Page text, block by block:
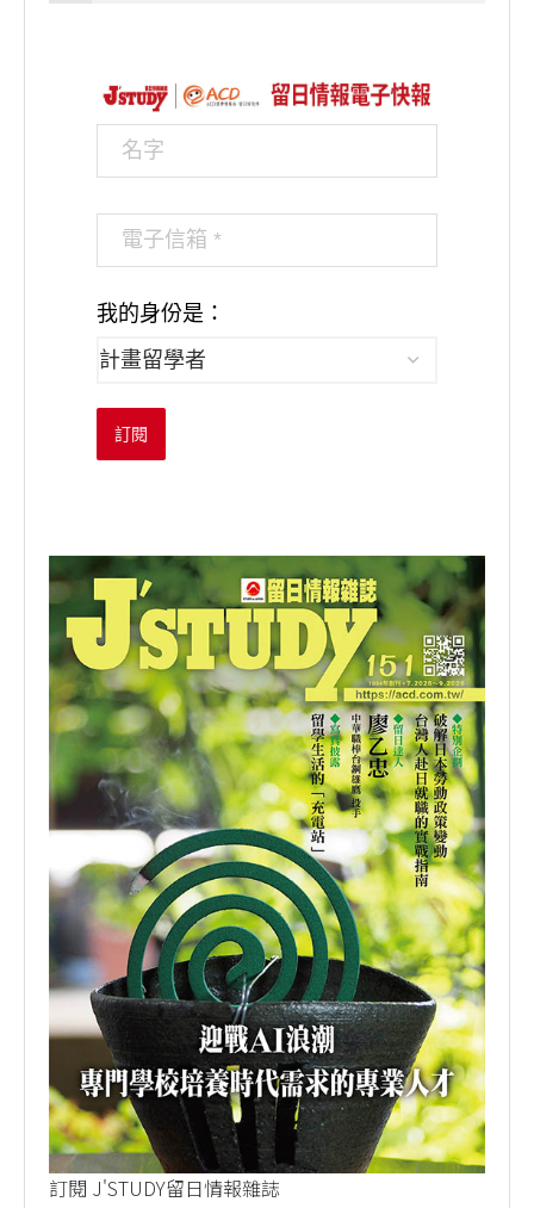
我的身份是：
訂閱
訂閱 J'STUDY留日情報雜誌